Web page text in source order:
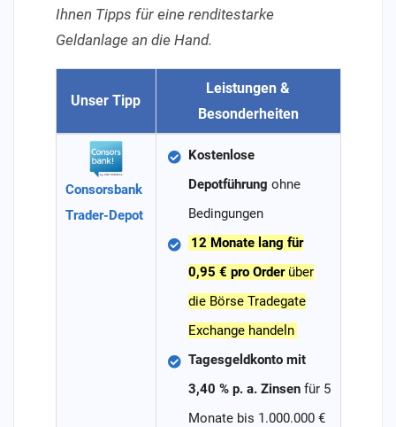
Ihnen Tipps für eine renditestarke
Geldanlage an die Hand.
Unser Tipp
Leistungen &
Besonderheiten
Consorsbank
Trader-Depot
Kostenlose
Depotführung ohne
Bedingungen
12 Monate lang für
0,95 € pro Orderüber
die Börse Tradegate
Exchange handeln
Tagesgeldkonto mit
3,40 % p. a. Zinsenfür 5
Monate bis 1.000.000 €